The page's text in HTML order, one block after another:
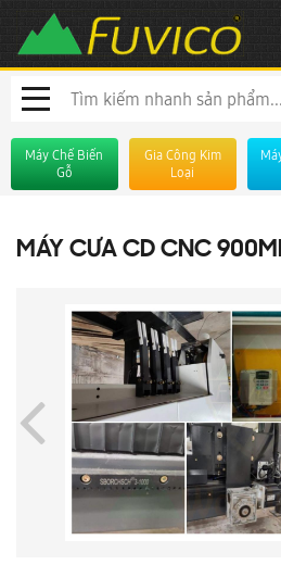
Máy Chế Biến
Gỗ
Gia Công Kim
Loại
MÁY CƯA CD CNC